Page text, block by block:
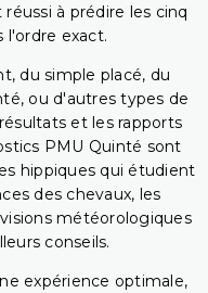
à prédire les cinq
l'ordre exact.
du simple placé, du
ou d'autres types de
et les rapports
PMU Quinté sont
hippiques qui étudient
des chevaux, les
météorologiques
conseils.
expérience optimale,